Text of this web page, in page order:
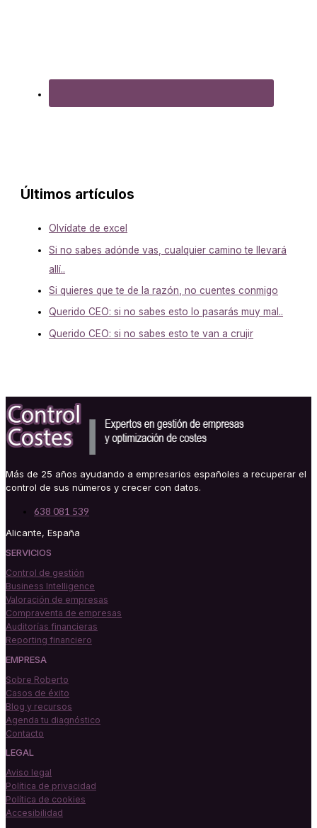
Últimos artículos
Olvídate de excel
Si no sabes adónde vas, cualquier camino te llevará
allí..
Si quieres que te de la razón, no cuentes conmigo
Querido CEO: si no sabes esto lo pasarás muy mal..
Querido CEO: si no sabes esto te van a crujir
Más de 25 años ayudando a empresarios españoles a recuperar el
control de sus números y crecer con datos.
638 081 539
Alicante, España
SERVICIOS
Control de gestión
Business Intelligence
Valoración de empresas
Compraventa de empresas
Auditorías financieras
Reporting financiero
EMPRESA
Sobre Roberto
Casos de éxito
Blog y recursos
Agenda tu diagnóstico
Contacto
LEGAL
Aviso legal
Política de privacidad
Política de cookies
Accesibilidad